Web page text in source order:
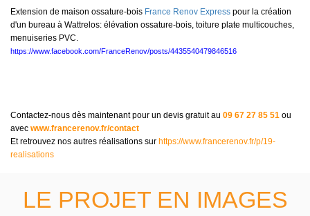
Extension de maison ossature-bois France Renov Express pour la création
d'un bureau à Wattrelos: élévation ossature-bois, toiture plate multicouches,
menuiseries PVC.
https://www.facebook.com/FranceRenov/posts/4435540479846516
Contactez-nous dès maintenant pour un devis gratuit au 09 67 27 85 51 ou
avec www.francerenov.fr/contact
Et retrouvez nos autres réalisations sur https://www.francerenov.fr/p/19-
realisations
LE PROJET EN IMAGES